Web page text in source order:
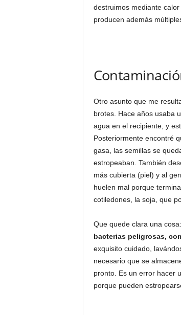
destruimos mediante
producen además
Otro asunto que me
brotes. Hace años usaba
agua en el recipiente, y
Posteriormente encontré
gasa, las semillas se
estropeaban. También
más cubierta (piel) y al
huelen mal porque
cotiledones, la soja, que
Que quede clara una cosa:
bacterias peligrosas,
exquisito cuidado,
necesario que se
pronto. Es un error hacer
porque pueden